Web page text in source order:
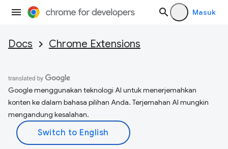
Masuk
Docs Chrome Extensions
Google menggunakan teknologi AI untuk menerjemahkan
konten ke dalam bahasa pilihan Anda. Terjemahan AI mungkin
mengandung kesalahan.